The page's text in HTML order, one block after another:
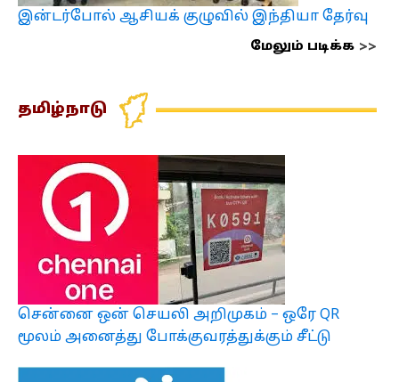
இன்டர்போல் ஆசியக் குழுவில் இந்தியா தேர்வு
மேலும் படிக்க
தமிழ்நாடு
சென்னை ஒன் செயலி அறிமுகம் – ஒரே QR
மூலம் அனைத்து போக்குவரத்துக்கும் சீட்டு